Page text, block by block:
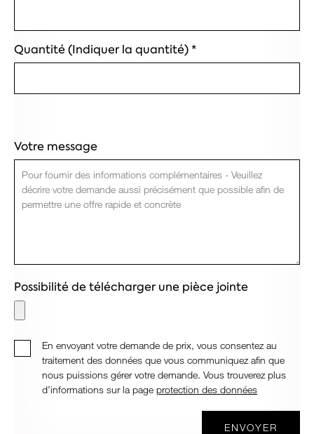
Quantité (Indiquer la quantité)*
Votre message
Possibilité de télécharger une pièce jointe
En envoyant votre demande de prix, vous consentez au
traitement des données que vous communiquez afin que
nous puissions gérer votre demande. Vous trouverez plus
d’informations sur la page protection des données
ENVOYER